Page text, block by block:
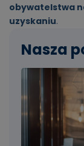
obywatelstwa
uzyskaniu.
Nasza